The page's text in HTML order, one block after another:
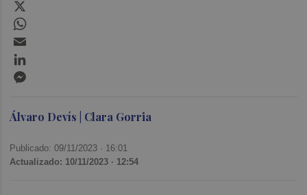
Álvaro Devís | Clara Gorria
Publicado: 09/11/2023 · 16:01
Actualizado: 10/11/2023 · 12:54